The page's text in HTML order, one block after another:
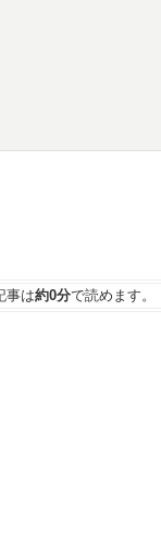
事は約0分で読めます。